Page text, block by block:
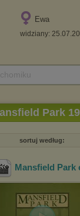
Ewa
widziany:
Park
sortuj według:
Mansfield Park